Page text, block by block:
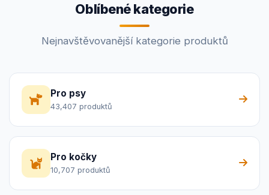
Oblíbené kategorie
Nejnavštěvovanější kategorie produktů
Pro psy
43,407 produktů
Pro kočky
10,707 produktů